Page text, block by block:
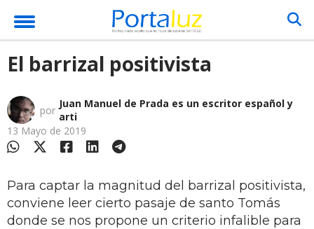
El barrizal positivista
por Juan Manuel de Prada es un escritor español y
arti
13 Mayo de 2019
Para captar la magnitud del barrizal positivista,
conviene leer cierto pasaje de santo Tomás
donde se nos propone un criterio infalible para